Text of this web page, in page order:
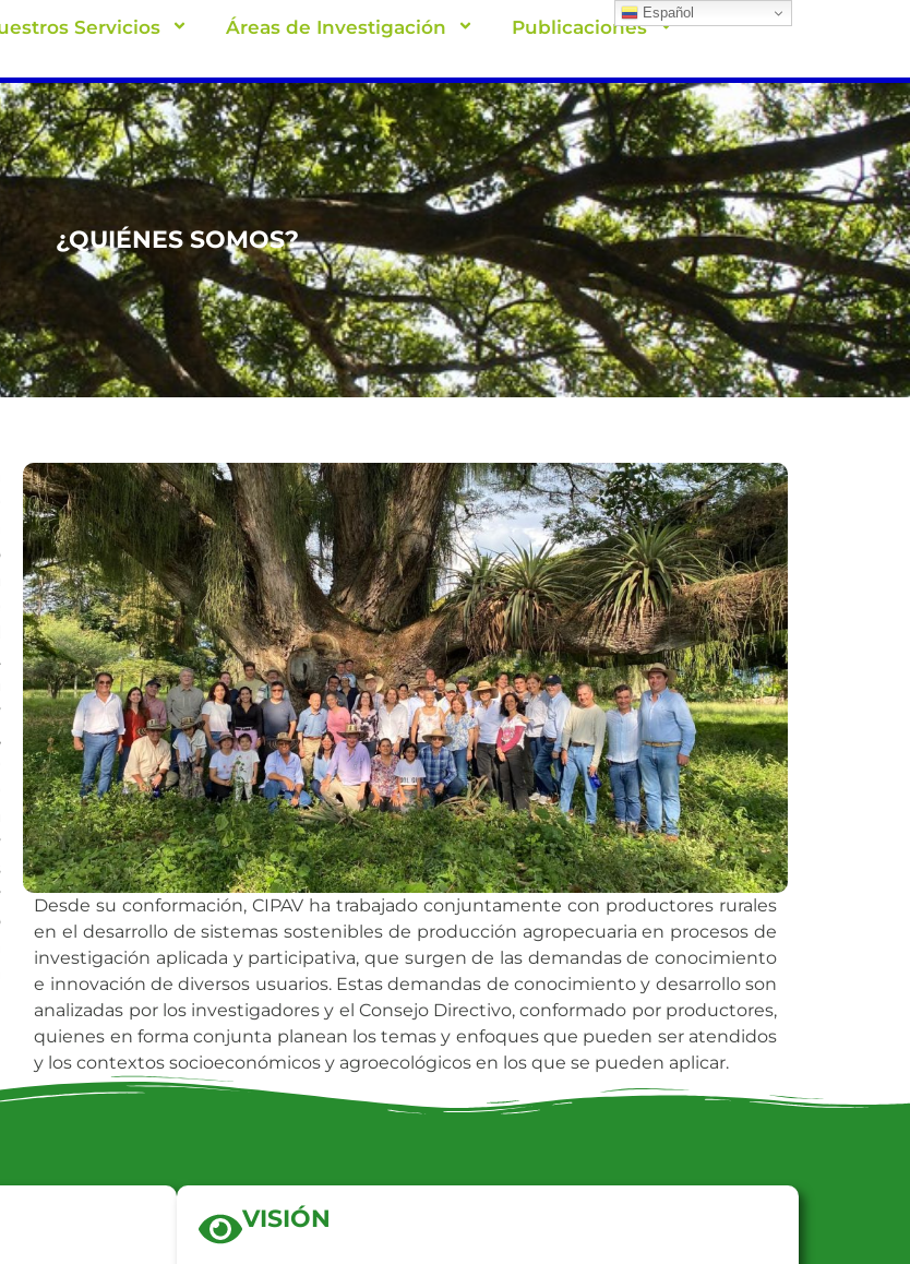
Servicios Áreas de Investigación Publicaciones
¿QUIÉNES SOMOS?
Desde su conformación, CIPAV ha trabajado conjuntamente con productores rurales
en el desarrollo de sistemas sostenibles de producción agropecuaria en procesos de
investigación aplicada y participativa, que surgen de las demandas de conocimiento
e innovación de diversos usuarios. Estas demandas de conocimiento y desarrollo son
analizadas por los investigadores y el Consejo Directivo, conformado por productores,
quienes en forma conjunta planean los temas y enfoques que pueden ser atendidos
y los contextos socioeconómicos y agroecológicos en los que se pueden aplicar.
VISIÓN
Español